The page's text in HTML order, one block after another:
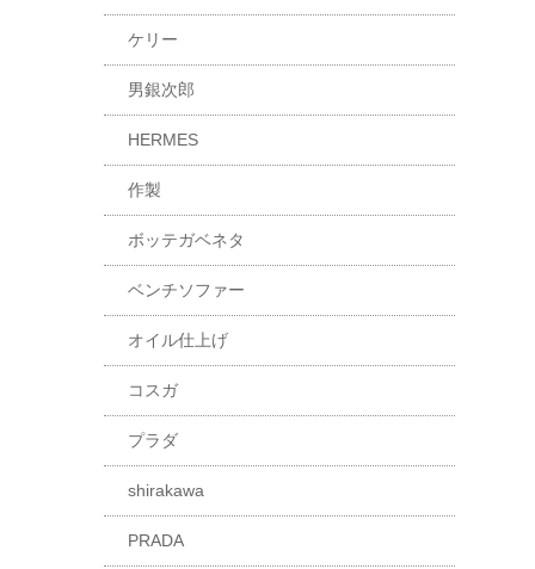
ケリー
男銀次郎
HERMES
作製
ボッテガベネタ
ベンチソファー
オイル仕上げ
コスガ
プラダ
shirakawa
PRADA